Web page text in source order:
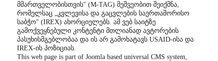
მმართველობისთვის" (M-TAG) მეშვეობით შეიქმნა,
რომელსაც „კვლევისა და გაცვლების საერთაშორისო
საბჭო" (IREX) ახორციელებს. ამ ვებ საიტზე
გამოქვეყნებული კონტენტი მთლიანად ავტორების
პასუხისმგებლობაა და ის არ გამოხატავს USAID-ისა და
IREX-ის პოზიციას.
This web page is part of Joomla based universal CMS system,